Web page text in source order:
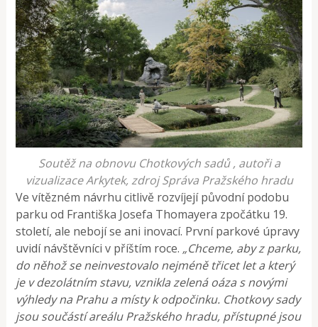
Soutěž na obnovu Chotkových sadů , autoři a
vizualizace Arkytek, zdroj Správa Pražského hradu
Ve vítězném návrhu citlivě rozvíjejí původní podobu
parku od Františka Josefa Thomayera zpočátku 19.
století, ale nebojí se ani inovací. První parkové úpravy
uvidí návštěvníci v příštím roce. „Chceme, aby z parku,
do něhož se neinvestovalo nejméně třicet let a který
je v dezolátním stavu, vznikla zelená oáza s novými
výhledy na Prahu a místy k odpočinku. Chotkovy sady
jsou součástí areálu Pražského hradu, přístupné jsou